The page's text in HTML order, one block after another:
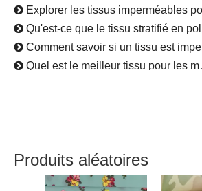
Explorer les tissus imperméables pour les vêtements : types et utilisations
Qu'est-ce que le tissu stratifié en polyuréthane ?
Comment savoir si un tissu est imperméable ?
Quel est le meilleur tissu pour les meubles d’extérieur ?
Analyse complète du taffetas de nylon : matériau, utilisation, caractéristiques, filet tout-en-un
Produits aléatoires